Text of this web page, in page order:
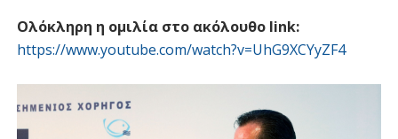
Ολόκληρη η ομιλία στο ακόλουθο link:
https://www.youtube.com/watch?v=UhG9XCYyZF4